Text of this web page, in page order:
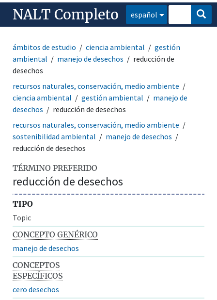
NALT Completo español
ámbitos de estudio ciencia ambiental
gestión
ambiental
manejo de desechos
reducción de
desechos
recursos naturales, conservación, medio ambiente
ciencia ambiental
gestión ambiental
manejo de
desechos
reducción de desechos
recursos naturales, conservación, medio ambiente
sostenibilidad ambiental
manejo de desechos
reducción de desechos
TÉRMINO PREFERIDO
reducción de desechos
TIPO
Topic
CONCEPTO GENÉRICO
manejo de desechos
CONCEPTOS
ESPECÍFICOS
cero desechos